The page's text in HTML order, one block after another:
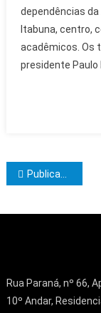
dependências da
Itabuna, centro,
acadêmicos. Os
presidente Paulo
Publicações mais antigas
Rua Paraná, nº 66,
10º Andar,